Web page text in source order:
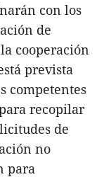
con los
de
cooperación
prevista
competentes
recopilar
de
no
para